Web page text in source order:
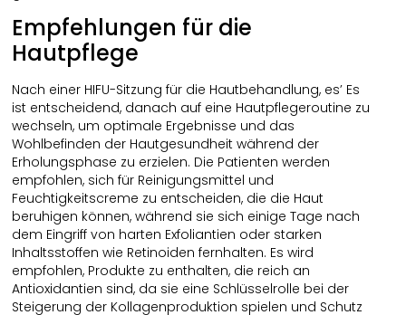
Empfehlungen für die
Hautpflege
Nach einer HIFU-Sitzung für die Hautbehandlung, es’ Es
ist entscheidend, danach auf eine Hautpflegeroutine zu
wechseln, um optimale Ergebnisse und das
Wohlbefinden der Hautgesundheit während der
Erholungsphase zu erzielen. Die Patienten werden
empfohlen, sich für Reinigungsmittel und
Feuchtigkeitscreme zu entscheiden, die die Haut
beruhigen können, während sie sich einige Tage nach
dem Eingriff von harten Exfoliantien oder starken
Inhaltsstoffen wie Retinoiden fernhalten. Es wird
empfohlen, Produkte zu enthalten, die reich an
Antioxidantien sind, da sie eine Schlüsselrolle bei der
Steigerung der Kollagenproduktion spielen und Schutz